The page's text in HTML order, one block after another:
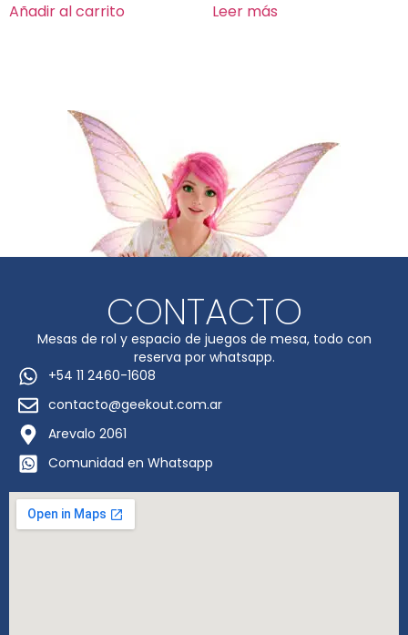
Añadir al carrito Leer más
CONTACTO
Mesas de rol y espacio de juegos de mesa, todo con
reserva por whatsapp.
+54 11 2460-1608
contacto@geekout.com.ar
Arevalo 2061
Comunidad en Whatsapp